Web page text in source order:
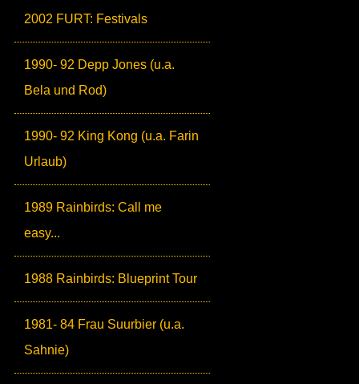
2002 FURT: Festivals
1990- 92 Depp Jones (u.a.
Bela und Rod)
1990- 92 King Kong (u.a. Farin
Urlaub)
1989 Rainbirds: Call me
easy...
1988 Rainbirds: Blueprint Tour
1981- 84 Frau Suurbier (u.a.
Sahnie)